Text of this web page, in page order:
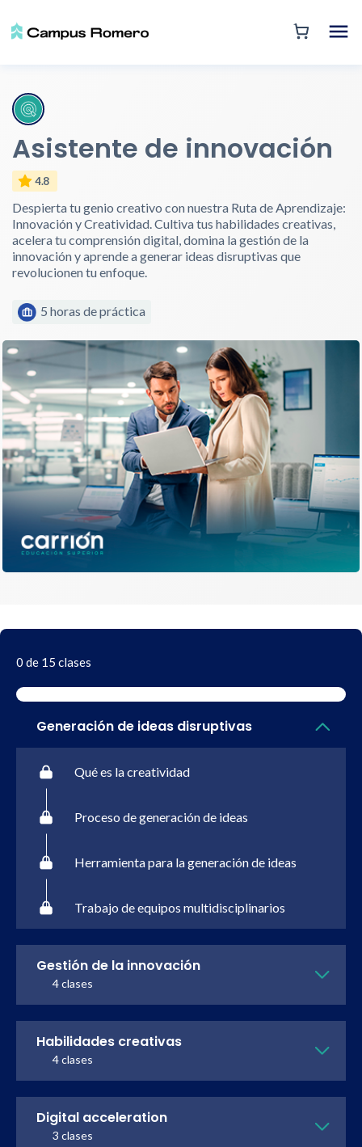
Asistente de innovación
4.8
Despierta tu genio creativo con nuestra Ruta de Aprendizaje:
Innovación y Creatividad. Cultiva tus habilidades creativas,
acelera tu comprensión digital, domina la gestión de la
innovación y aprende a generar ideas disruptivas que
revolucionen tu enfoque.
5 horas de práctica
0 de 15 clases
Generación de ideas disruptivas
Qué es la creatividad
Proceso de generación de ideas
Herramienta para la generación de ideas
Trabajo de equipos multidisciplinarios
Gestión de la innovación
4 clases
Habilidades creativas
4 clases
Digital acceleration
3 clases